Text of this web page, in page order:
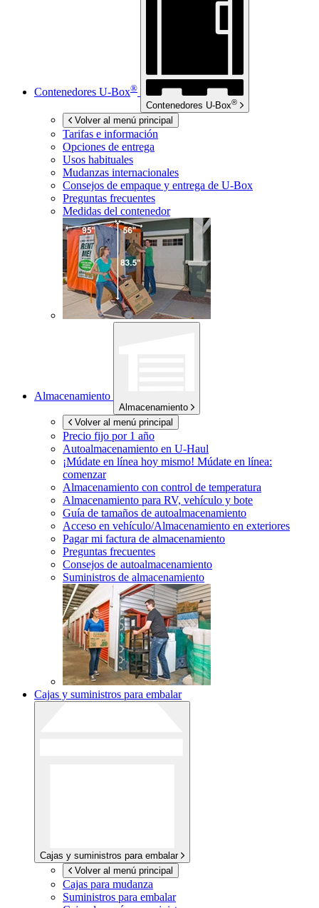
Contenedores U-Box®
Contenedores U-Box®
Volver al menú principal
Tarifas e información
Opciones de entrega
Usos habituales
Mudanzas internacionales
Consejos de empaque y entrega de U-Box
Preguntas frecuentes
Medidas del contenedor
Almacenamiento
Almacenamiento
Volver al menú principal
Precio fijo por 1 año
Autoalmacenamiento en U-Haul
¡Múdate en línea hoy mismo! Múdate en línea:
comenzar
Almacenamiento con control de temperatura
Almacenamiento para RV, vehículo y bote
Guía de tamaños de autoalmacenamiento
Acceso en vehículo/Almacenamiento en exteriores
Pagar mi factura de almacenamiento
Preguntas frecuentes
Consejos de autoalmacenamiento
Suministros de almacenamiento
Cajas y suministros para embalar
Cajas y suministros para embalar
Volver al menú principal
Cajas para mudanza
Suministros para embalar